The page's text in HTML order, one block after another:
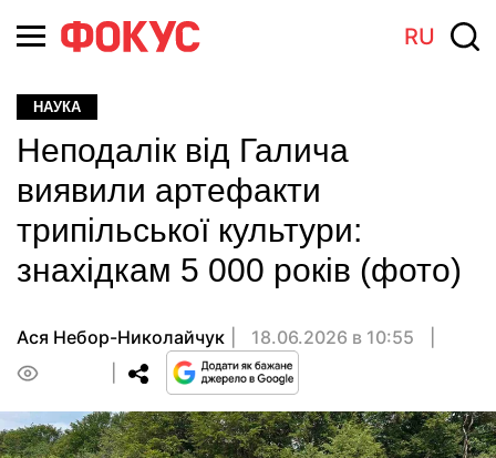
RU
НАУКА
Неподалік від Галича
виявили артефакти
трипільської культури:
знахідкам 5 000 років (фото)
Ася Небор-Николайчук
18.06.2026 в 10:55